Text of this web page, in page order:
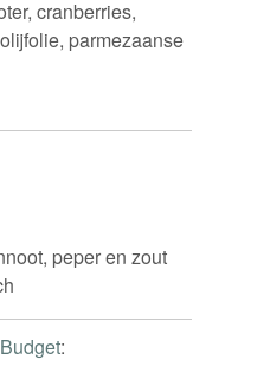
cranberries,
parmezaanse
peper en zout
: